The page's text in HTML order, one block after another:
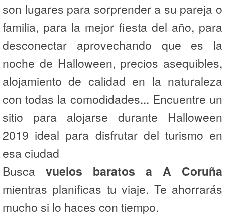
son lugares para sorprender a su pareja o
familia, para la mejor fiesta del año, para
desconectar aprovechando que es la
noche de Halloween, precios asequibles,
alojamiento de calidad en la naturaleza
con todas la comodidades... Encuentre un
sitio para alojarse durante Halloween
2019 ideal para disfrutar del turismo en
esa ciudad
Busca vuelos baratos a A Coruña
mientras planificas tu viaje. Te ahorrarás
mucho si lo haces con tiempo.